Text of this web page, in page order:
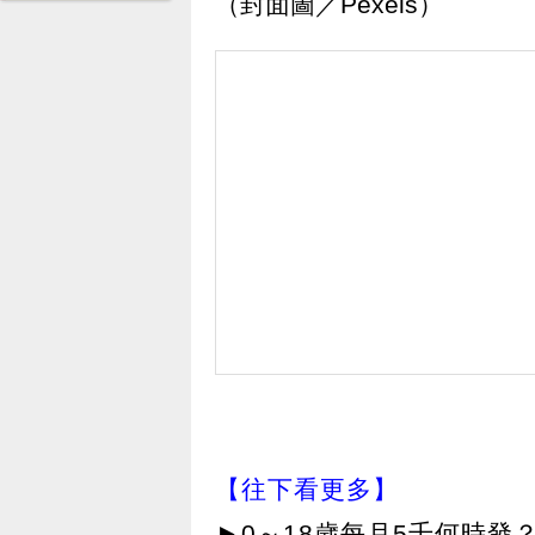
【往下看更多】